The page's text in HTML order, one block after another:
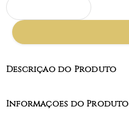
Descrição do Produto
Informações do Produto